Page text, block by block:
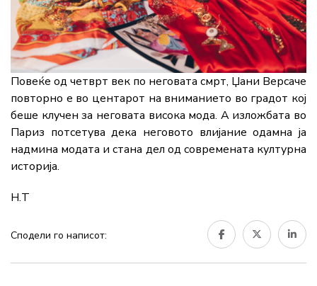
Повеќе од четврт век по неговата смрт, Џани Версаче
повторно е во центарот на вниманието во градот кој
беше клучен за неговата висока мода. А изложбата во
Париз потсетува дека неговото влијание одамна ја
надмина модата и стана дел од современата културна
историја.
Н.Т
Сподели го написот: